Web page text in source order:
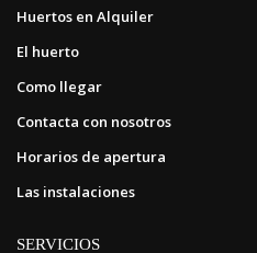
Huertos en Alquiler
El huerto
Como llegar
Contacta con nosotros
Horarios de apertura
Las instalaciones
SERVICIOS